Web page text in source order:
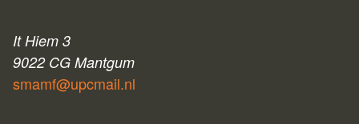
It Hiem 3
9022 CG Mantgum
smamf@upcmail.nl